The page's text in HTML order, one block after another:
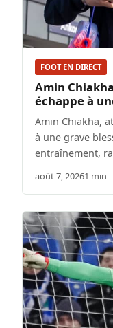
FOOT EN DIRECT
Amin
échappe à
Amin Chiakha,
à une grave
entraînement,
août 7, 20261 min